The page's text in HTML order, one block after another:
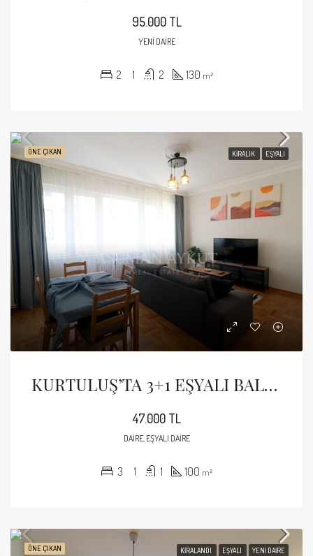
95.000 TL
YENI DAIRE
2 1 2 130 m²
ÖNE ÇIKAN KIRALIK EŞYALI
KURTULUŞ’TA 3+1 EŞYALI BALKONLU KİRALIK DAİRE
47.000 TL
DAIRE, EŞYALI DAIRE
3 1 1 100 m²
ÖNE ÇIKAN KIRALANDI EŞYALI YENI DAIRE